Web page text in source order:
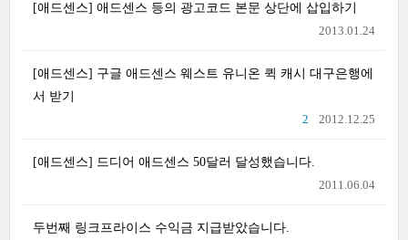
[애드센스] 애드센스 등의 광고코드 본문 상단에 삽입하기
2013.01.24
[애드센스] 구글 애드센스 웨스트 유니온 퀵 캐시 대구은행에
서 받기
2012.12.25
2
[애드센스] 드디어 애드센스 50달러 달성했습니다.
2011.06.04
두번째 링크프라이스 수익금 지급받았습니다.